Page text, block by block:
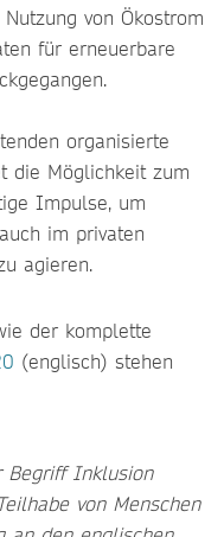
von Ökostrom
für erneuerbare
organisierte
die Möglichkeit zum
Impulse, um
im privaten
agieren.
der komplette
(englisch) stehen
Begriff Inklusion
von Menschen